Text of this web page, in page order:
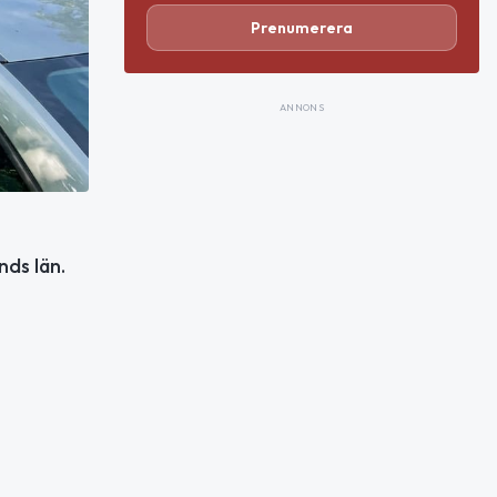
län.
Prenumerera
ANNONS